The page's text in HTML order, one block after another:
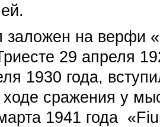
заложен на верфи
29 апреля
1930 года,
ходе сражения у
1941 года